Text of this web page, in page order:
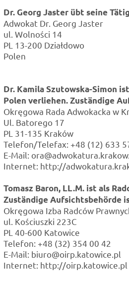
Dr. Georg Jaster übt seine
Adwokat Dr. Georg Jaster
ul. Wolności 14
PL 13-200 Działdowo
Polen
Dr. Kamila Szutowska-Simon
Polen verliehen. Zuständige
Okręgowa Rada Adwokacka w
Ul. Batorego 17
PL 31-135 Kraków
Telefon/Telefax: +48 (12) 633
E-Mail:
Internet: http://
Tomasz Baron, LL.M. ist als
Zuständige Aufsichtsbehörde
Okręgowa Izba Radców
ul. Kościuszki 223C
PL 40-600 Katowice
Telefon: +48 (32) 354 00 42
E-Mail: biuro@oirp.katowice.pl
Internet: http://oirp.katowice.pl